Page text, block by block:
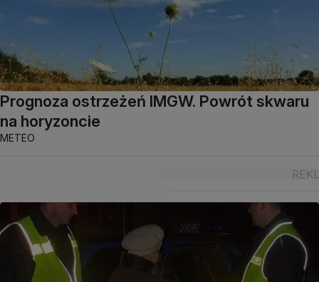
Prognoza ostrzeżeń IMGW. Powrót skwaru
na horyzoncie
METEO